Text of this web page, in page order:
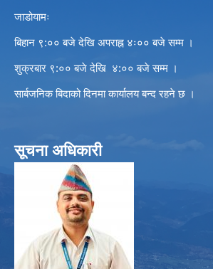
जाडोयामः
बिहान ९:०० बजे देखि अपराह्न ४ः०० बजे सम्म ।
शुक्रबार ९:०० बजे देखि ४:०० बजे सम्म ।
सार्बजनिक बिदाको दिनमा कार्यालय बन्द रहने छ ।
सूचना अधिकारी